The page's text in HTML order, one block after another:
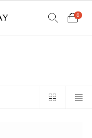
0 0
0